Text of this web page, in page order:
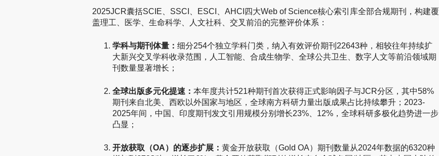
2025JCR囊括SCIE、SSCI、ESCI、AHCI四大Web of Science核心索引库全部合规期刊，构建覆
盖理工、医学、生命科学、人文社科、交叉前沿的完整评价体系：
学科与期刊体量： 细分254个独立学科门类，纳入有效评价期刊22643种，相较往年持续扩
大新兴交叉学科收录范围，人工智能、合成生物学、全球公共卫生、数字人文等前沿领域期
刊数量显著增长；
全球出版多元化提速： 本年度共计521种期刊首次获得正式影响因子与JCR分区，其中58%
期刊来自北美、西欧以外国家与地区，全球南方科研力量出版成果占比持续攀升；2023-
2025年间，中国、印度期刊发文引用规模分别增长23%、12%，全球科研多极化趋势进一步
凸显；
开放获取（OA）的逐步扩展： 黄金开放获取（Gold OA）期刊数量从2024年数据的6320种